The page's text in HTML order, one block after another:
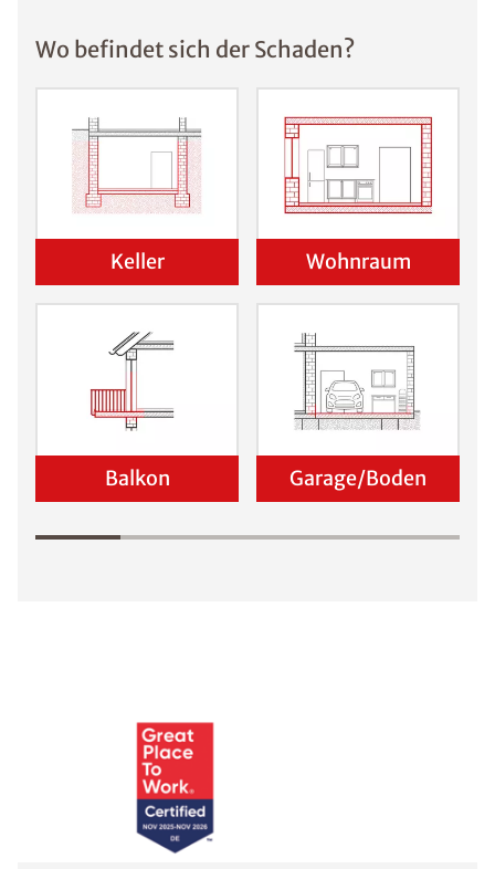
Wo befindet sich der Schaden?
Keller Wohnraum
Balkon Garage/Boden